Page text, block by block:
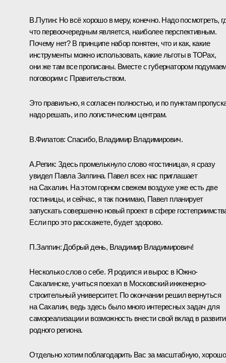
В.Путин: Но всё хорошо в меру, конечно. Надо посмотреть,
что первоочередным является, наиболее перспективным.
Почему нет? В принципе набор понятен, что и как, какие
инструменты можно использовать, какие льготы в ТОРах,
они же там все прописаны. Вместе с губернатором
поговорим с Правительством.
Это правильно, я согласен полностью, и по пунктам
надо решать, и по логистическим центрам.
В.Филатов: Спасибо, Владимир Владимирович.
А.Репик: Здесь промелькнуло слово «гостиница», я сразу
увидел Павла Залпина. Павел всех нас приглашает
на Сахалин. На этом горном свежем воздухе уже есть две
гостиницы, и сейчас, я так понимаю, Павел планирует
запускать совершенно новый проект в сфере
Если про это расскажете, будет здорово.
П.Залпин:Добрый день, Владимир Владимирович!
Несколько слов о себе. Я родился и вырос в Южно-
Сахалинске, учиться поехал в Московский инженерно-
строительный университет. По окончании решил вернуться
на Сахалин, ведь здесь было много интересных задач для
самореализации и возможность внести свой вклад в
родного региона.
Отдельно хотим поблагодарить Вас за масштабную, хорошо